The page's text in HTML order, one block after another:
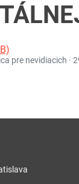
pre nevidiacich ·